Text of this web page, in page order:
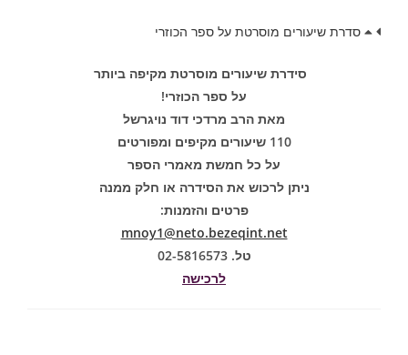
סדרת שיעורים מוסרטת על ספר הכוזרי
סידרת שיעורים מוסרטת מקיפה ביותר
על ספר הכוזרי!
מאת הרב מרדכי דוד נויגרשל
110 שיעורים מקיפים ומפורטים
על כל חמשת מאמרי הספר
ניתן לרכוש את הסידרה או חלק ממנה
פרטים והזמנות:
mnoy1@neto.bezeqint.net
טל. 02-5816573
לרכישה